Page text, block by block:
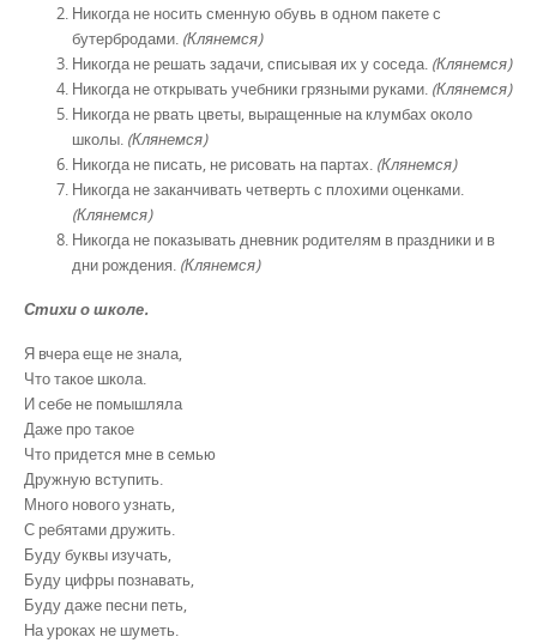
Никогда не носить сменную обувь в одном пакете с
бутербродами. (Клянемся)
Никогда не решать задачи, списывая их у соседа. (Клянемся)
Никогда не открывать учебники грязными руками. (Клянемся)
Никогда не рвать цветы, выращенные на клумбах около
школы. (Клянемся)
Никогда не писать, не рисовать на партах. (Клянемся)
Никогда не заканчивать четверть с плохими оценками.
(Клянемся)
Никогда не показывать дневник родителям в праздники и в
дни рождения. (Клянемся)
Стихи о школе.
Я вчера еще не знала,
Что такое школа.
И себе не помышляла
Даже про такое
Что придется мне в семью
Дружную вступить.
Много нового узнать,
С ребятами дружить.
Буду буквы изучать,
Буду цифры познавать,
Буду даже песни петь,
На уроках не шуметь.